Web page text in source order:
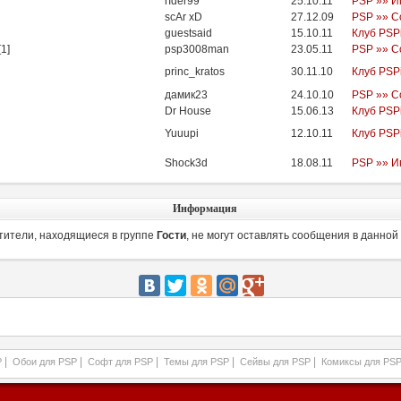
scAr xD
27.12.09
PSP »»
guestsaid
15.10.11
Клуб
1] psp3008man 23.05.11
PSP »»
princ_kratos
30.11.10
Клуб
дамик23
24.10.10
PSP »»
Dr House
15.06.13
Клуб
Yuuupi
12.10.11 Клуб
Shock3d 18.08.11 PSP »»
Информация
находящиеся в группе Гости, не могут оставлять сообщения в
Обои для PSP Софт для PSP Темы для PSP Сейвы для PSP Комиксы для PSP